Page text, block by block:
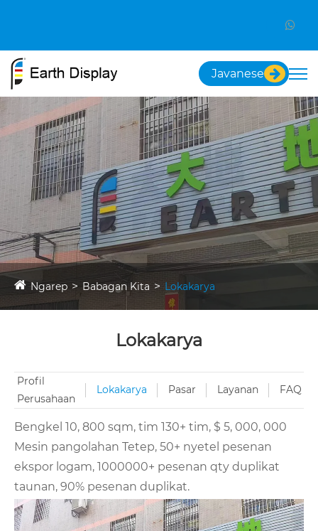
Javanese
Ngarep Babagan Kita Lokakarya
Lokakarya
Profil
Perusahaan
Lokakarya Pasar Layanan FAQ
Bengkel 10, 800 sqm, tim 130+ tim, $ 5, 000, 000
Mesin pangolahan Tetep, 50+ nyetel pesenan
ekspor logam, 1000000+ pesenan qty duplikat
taunan, 90% pesenan duplikat.